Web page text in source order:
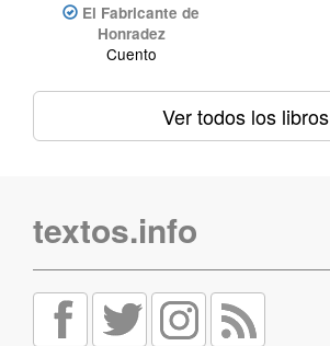
El Fabricante de
Honradez
Cuento
Ver todos los libros
textos.info